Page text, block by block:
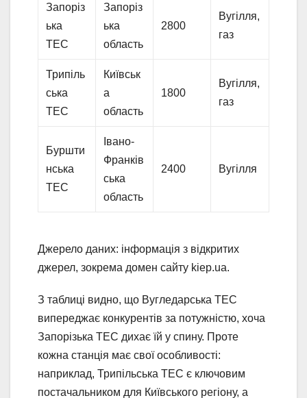
Запоріз
ька
ТЕС
Запоріз
ька
область
2800
Вугілля,
газ
Трипіль
ська
ТЕС
Київськ
а
область
1800
Вугілля,
газ
Буршти
нська
ТЕС
Івано-
Франків
ська
область
2400 Вугілля
Джерело даних: інформація з відкритих
джерел, зокрема домен сайту kiep.ua.
З таблиці видно, що Вугледарська ТЕС
випереджає конкурентів за потужністю, хоча
Запорізька ТЕС дихає їй у спину. Проте
кожна станція має свої особливості:
наприклад, Трипільська ТЕС є ключовим
постачальником для Київського регіону, а